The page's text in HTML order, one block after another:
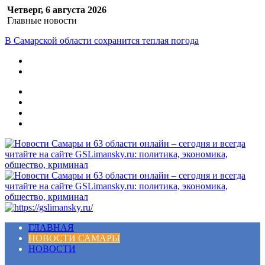
Четверг, 6 августа 2026
Главные новости
В Самарской области ожидаются грозы
Меню
ГЛАВНАЯ